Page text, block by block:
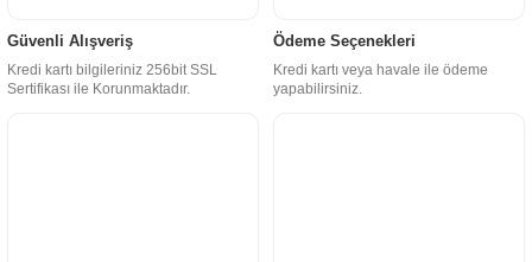
Güvenli Alışveriş
Kredi kartı bilgileriniz 256bit SSL
Sertifikası ile Korunmaktadır.
Ödeme Seçenekleri
Kredi kartı veya havale ile ödeme
yapabilirsiniz.